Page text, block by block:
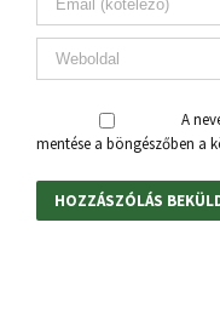
A
mentése a böngészőben a